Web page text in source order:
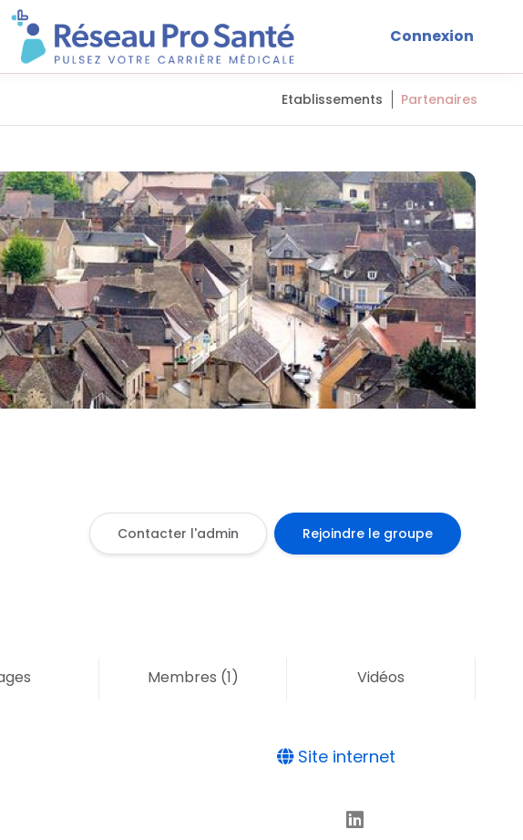
Connexion
Etablissements Partenaires
Contacter l'admin Rejoindre le groupe
Membres (1) Vidéos
Site internet